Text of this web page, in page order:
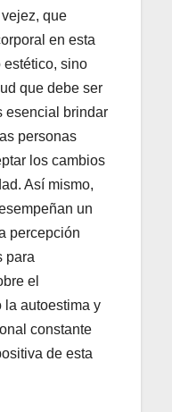
que
en esta
estético, sino
que debe ser
esencial brindar
personas
los cambios
Así mismo,
un
percepción
para
el
la autoestima y
constante
de esta